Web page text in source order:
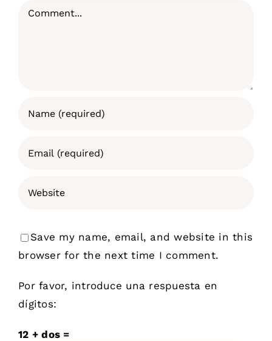
Comment
Save my name, email, and website in this
browser for the next time I comment.
Por favor, introduce una respuesta en
dígitos:
12 + dos =